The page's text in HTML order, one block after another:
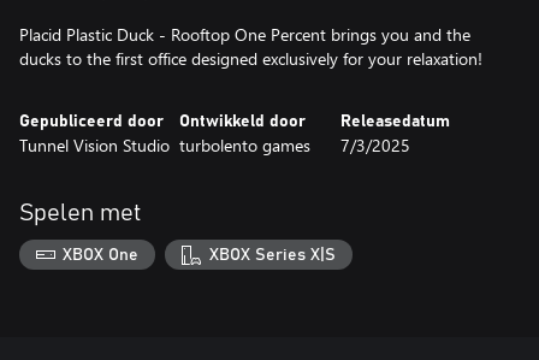
Placid Plastic Duck - Rooftop One Percent brings you and the
ducks to the first office designed exclusively for your relaxation!
Gepubliceerd door
Tunnel Vision Studio
Ontwikkeld door
turbolento games
Releasedatum
7/3/2025
Spelen met
XBOX One XBOX Series X|S